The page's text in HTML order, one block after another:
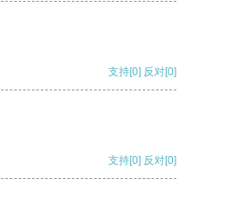
支持[0] 反对[0]
支持[0] 反对[0]